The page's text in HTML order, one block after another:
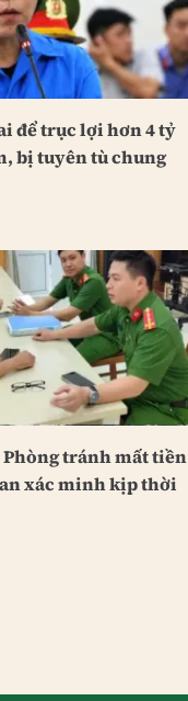
để trục lợi hơn 4 tỷ
bị tuyên tù chung
Phòng tránh mất tiền
xác minh kịp thời